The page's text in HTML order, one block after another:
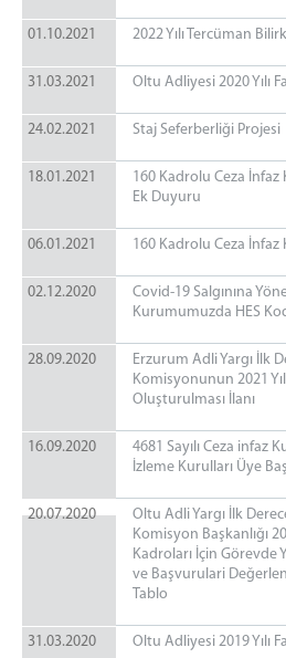
01.10.2021 2022 Yılı Tercüman
31.03.2021 Oltu Adliyesi 2020 Yılı
24.02.2021 Staj Seferberliği Projesi
18.01.2021
160 Kadrolu Ceza İnfaz
Ek Duyuru
06.01.2021 160 Kadrolu Ceza İnfaz
02.12.2020
Covid-19 Salgınına
Kurumumuzda HES
28.09.2020
Erzurum Adli Yargı İlk
Komisyonunun 2021
Oluşturulması İlanı
16.09.2020
4681 Sayılı Ceza infaz
İzleme Kurulları Üye
20.07.2020
Oltu Adli Yargı İlk
Komisyon Başkanlığı
Kadroları İçin Görevde
ve Başvurulari
Tablo
31.03.2020 Oltu Adliyesi 2019 Yılı